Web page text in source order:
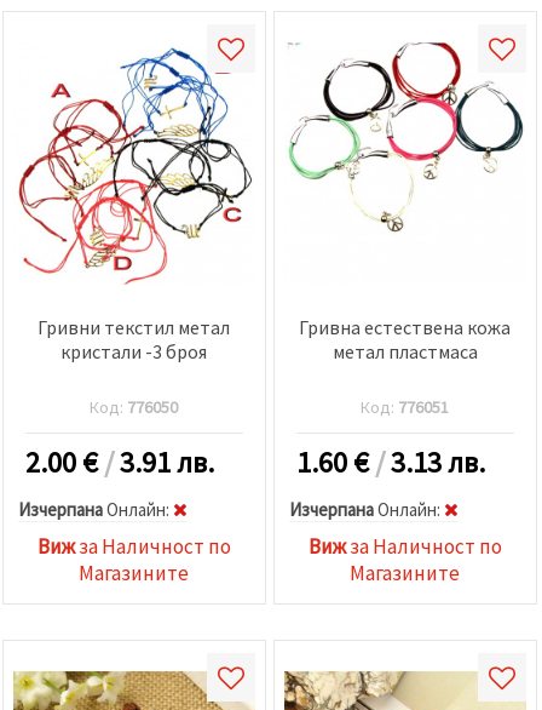
Гривни текстил метал
кристали -3 броя
Код: 776050
2.00€/3.91 лв.
ИзчерпанаOнлайн:
Вижза Наличност по
Магазините
Гривна естествена кожа
метал пластмаса
Код: 776051
1.60€/3.13 лв.
ИзчерпанаOнлайн:
Вижза Наличност по
Магазините